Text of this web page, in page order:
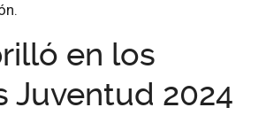
en los
Juventud 2024